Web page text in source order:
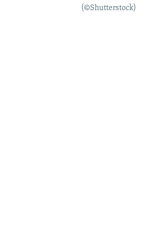
(©Shutterstock)